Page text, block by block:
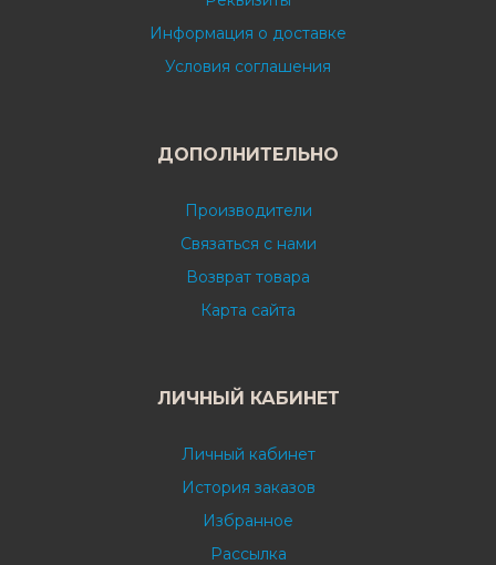
Информация о доставке
Условия соглашения
ДОПОЛНИТЕЛЬНО
Производители
Связаться с нами
Возврат товара
Карта сайта
ЛИЧНЫЙ КАБИНЕТ
Личный кабинет
История заказов
Избранное
Рассылка